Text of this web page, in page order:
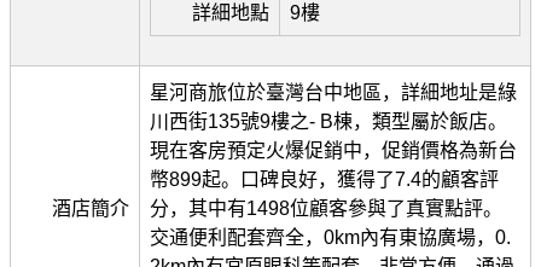
詳細地點 9樓
酒店簡介
星河商旅位於臺灣台中地區，詳細地址是綠
川西街135號9樓之- B棟，類型屬於飯店。
現在客房預定火爆促銷中，促銷價格為新台
幣899起。口碑良好，獲得了7.4的顧客評
分，其中有1498位顧客參與了真實點評。
交通便利配套齊全，0km內有東協廣場，0.